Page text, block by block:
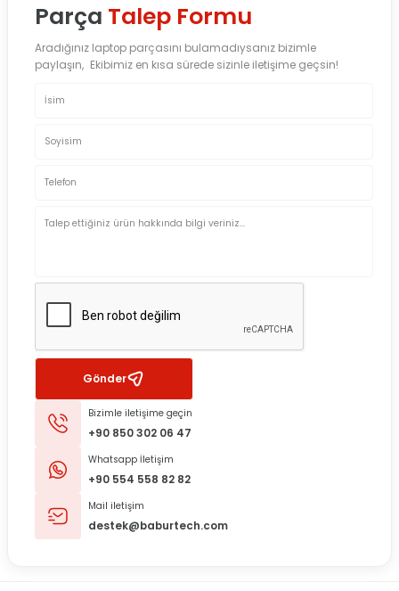
Parça Talep Formu
Aradığınız laptop parçasını bulamadıysanız bizimle
paylaşın, Ekibimiz en kısa sürede sizinle iletişime geçsin!
Gönder
Bizimle iletişime geçin
+90 850 302 06 47
Whatsapp İletişim
+90 554 558 82 82
Mail iletişim
destek@baburtech.com